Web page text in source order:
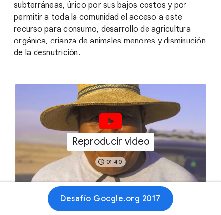
subterráneas, único por sus bajos costos y por
permitir a toda la comunidad el acceso a este
recurso para consumo, desarrollo de agricultura
orgánica, crianza de animales menores y disminución
de la desnutrición.
Reproducir video
01:40
Desafío Google.org 2017